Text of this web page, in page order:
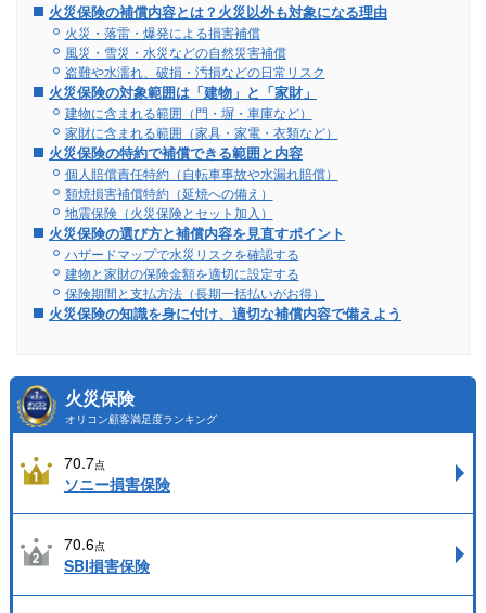
火災保険の補償内容とは？火災以外も対象になる理由
火災・落雷・爆発による損害補償
風災・雪災・水災などの自然災害補償
盗難や水濡れ、破損・汚損などの日常リスク
火災保険の対象範囲は「建物」と「家財」
建物に含まれる範囲（門・塀・車庫など）
家財に含まれる範囲（家具・家電・衣類など）
火災保険の特約で補償できる範囲と内容
個人賠償責任特約（自転車事故や水漏れ賠償）
類焼損害補償特約（延焼への備え）
地震保険（火災保険とセット加入）
火災保険の選び方と補償内容を見直すポイント
ハザードマップで水災リスクを確認する
建物と家財の保険金額を適切に設定する
保険期間と支払方法（長期一括払いがお得）
火災保険の知識を身に付け、適切な補償内容で備えよう
火災保険
オリコン顧客満足度ランキング
70.7点
ソニー損害保険
70.6点
SBI損害保険